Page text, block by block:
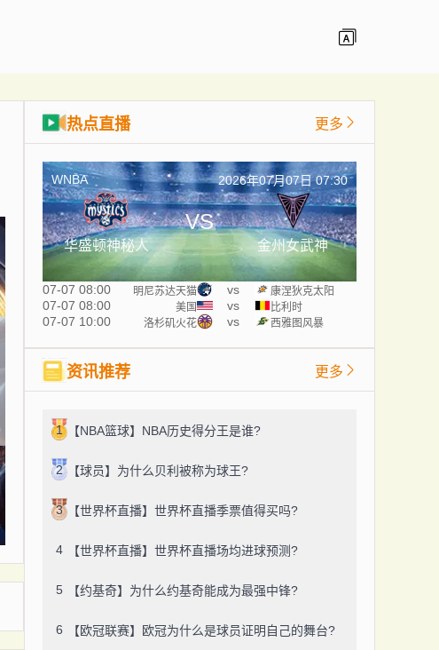
热点直播 更多
WNBA 2026年07月07日 07:30
华盛顿神秘人
VS
金州女武神
07-07 08:00 明尼苏达天猫 vs 康涅狄克太阳
07-07 08:00 美国 vs 比利时
07-07 10:00 洛杉矶火花 vs 西雅图风暴
资讯推荐 更多
1 【NBA篮球】NBA历史得分王是谁?
2 【球员】为什么贝利被称为球王?
3 【世界杯直播】世界杯直播季票值得买吗?
4 【世界杯直播】世界杯直播场均进球预测?
5 【约基奇】为什么约基奇能成为最强中锋?
6 【欧冠联赛】欧冠为什么是球员证明自己的舞台?